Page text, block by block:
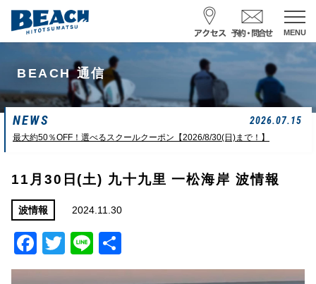
MENU
スクール予約・お問合せ
レンタル予約
サーフ ナミイーヨ
0475-32-7314
一松海岸 波情報
サイズ
ムネカタ前後
状態
ややザワ
若潮
BEACH 通信
NEWS 2026.07.15
最大約50％OFF！選べるスクールクーポン【2026/8/30(日)まで！】
11月30日(土) 九十九里 一松海岸 波情報
波情報 2024.11.30
Facebook
Twitter
Line
有